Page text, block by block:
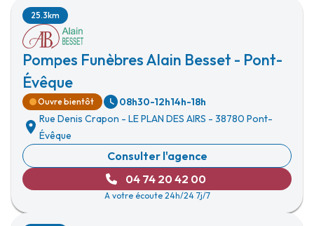
Pompes Funèbres Alain Besset - Pont-
Évêque
25.3km
Ouvre bientôt 08h30-12h14h-18h
Rue Denis Crapon - LE PLAN DES AIRS - 38780 Pont-
Évêque
Consulter l'agence
04 74 20 42 00
A votre écoute 24h/24 7j/7